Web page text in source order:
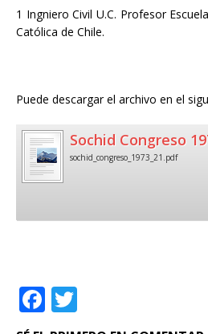
1 Ingniero Civil U.C. Profesor
Católica de Chile.
Puede descargar el archivo en el
Sochid Congreso
sochid_congreso_1973_21.pdf
F
a w